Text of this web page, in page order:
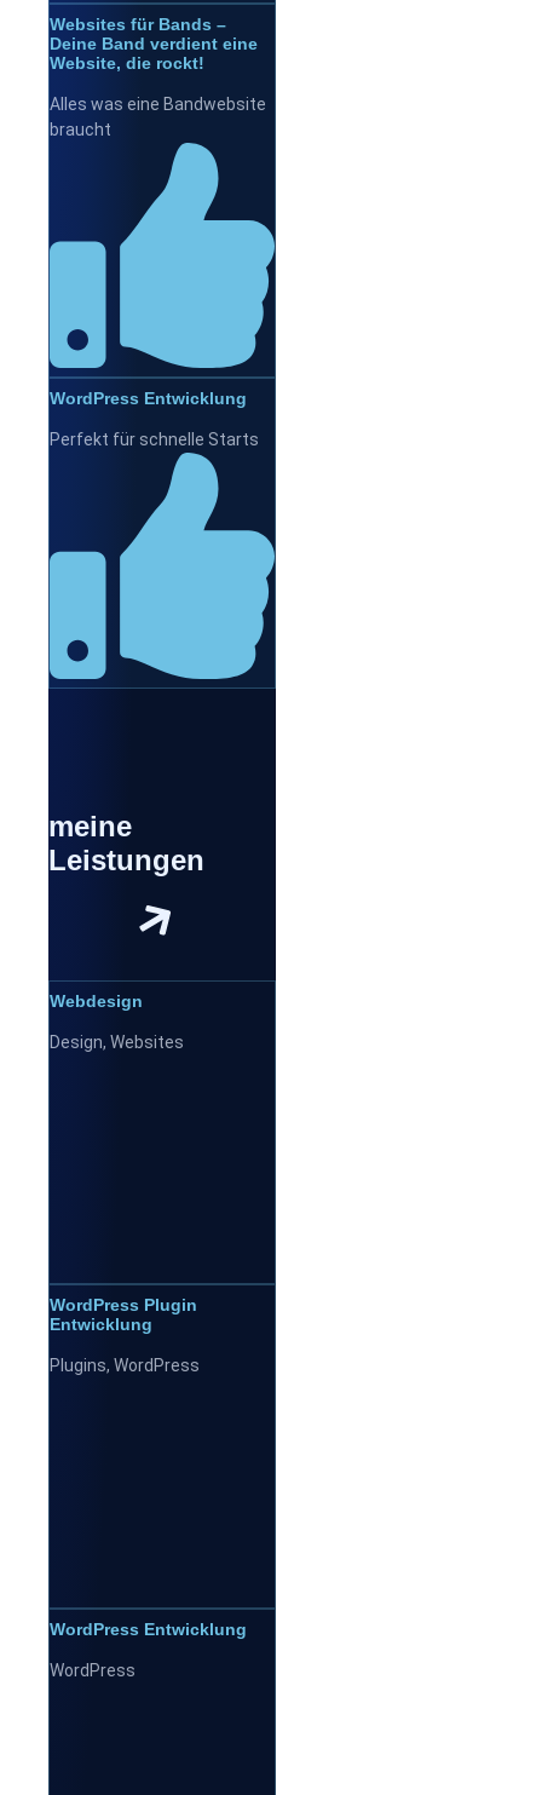
Websites für Bands –
Deine Band verdient eine
Website, die rockt!
Alles was eine Bandwebsite
braucht
WordPress Entwicklung
Perfekt für schnelle Starts
meine
Leistungen
Webdesign
Design, Websites
WordPress Plugin
Entwicklung
Plugins, WordPress
WordPress Entwicklung
WordPress